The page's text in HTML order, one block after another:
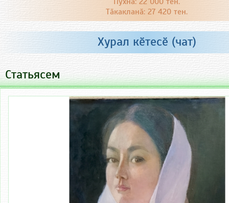
Тӑкакланӑ: 27 420 тен.
Хурал кӗтесӗ (чат)
Статьясем